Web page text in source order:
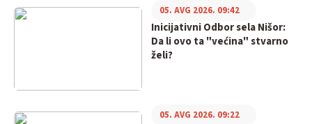
Inicijativni Odbor sela Nišor:
Da li ovo ta "većina" stvarno
želi?
05. AVG 2026. 09:42
05. AVG 2026. 09:22